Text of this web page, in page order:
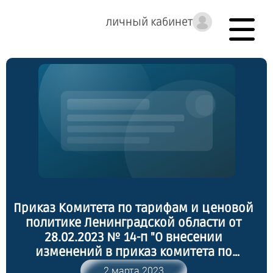
личный кабинет
Приказ Комитета по тарифам и ценовой
политике Ленинградской области от
28.02.2023 № 14-п "О внесении
изменений в приказ комитета по
тарифам и ценовой политике
2 марта 2023